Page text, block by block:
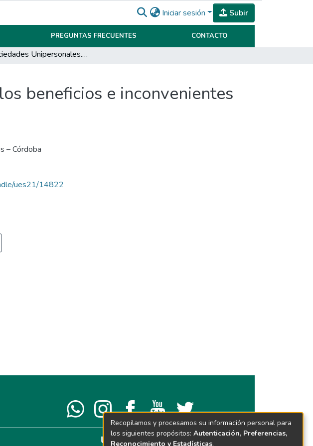
Iniciar sesión Subir
PREGUNTAS FRECUENTES CONTACTO
Sociedades Unipersonales. Análisis de los beneficios e inconvenientes jurídicos para su constitución.
beneficios e inconvenientes
– Córdoba
ues21/14822
Recopilamos y procesamos su información personal para
los siguientes propósitos: Autenticación, Preferencias,
Reconocimiento y Estadísticas.